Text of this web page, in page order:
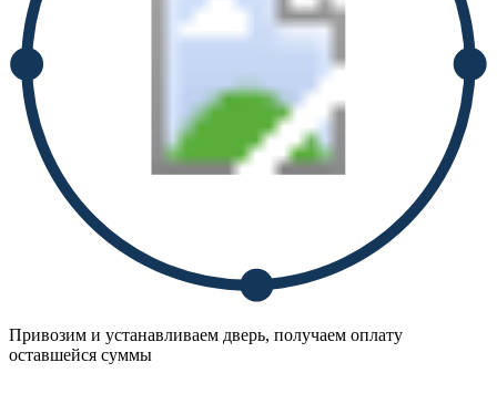
Привозим и устанавливаем дверь, получаем оплату
оставшейся суммы